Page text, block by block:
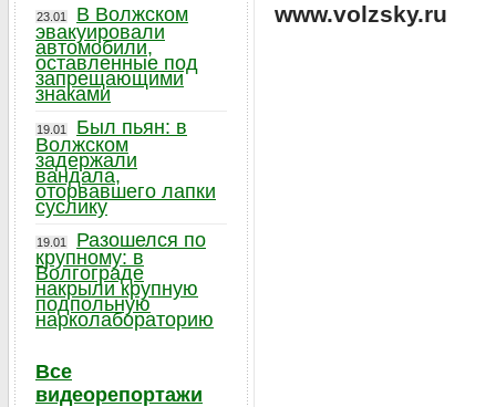
www.volzsky.ru
23.01
В Волжском
эвакуировали
автомобили,
оставленные под
запрещающими
знаками
19.01
Был пьян: в
Волжском
задержали
вандала,
оторвавшего лапки
суслику
19.01
Разошелся по
крупному: в
Волгограде
накрыли крупную
подпольную
нарколабораторию
Все
видеорепортажи